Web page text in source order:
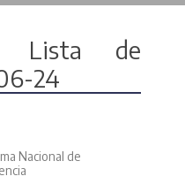
Lista de
24
Nacional de